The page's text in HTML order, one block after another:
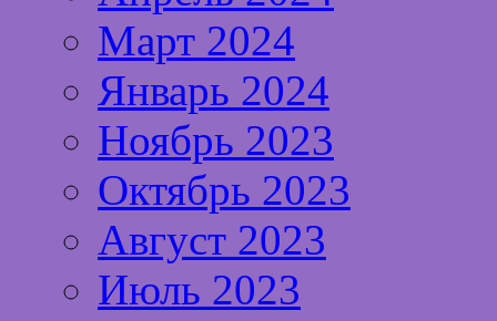
Март 2024
Январь 2024
Ноябрь 2023
Октябрь 2023
Август 2023
Июль 2023